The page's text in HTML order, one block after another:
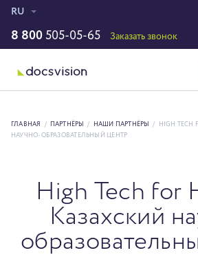
RU
8 800 505-05-65 Заказать звонок
ГЛАВНАЯ / ПАРТНЁРЫ / НАШИ ПАРТНЁРЫ /
HIGH
НАУЧНО-ОБРАЗОВАТЕЛЬНЫЙ ЦЕНТР
High Tech for
Казахский